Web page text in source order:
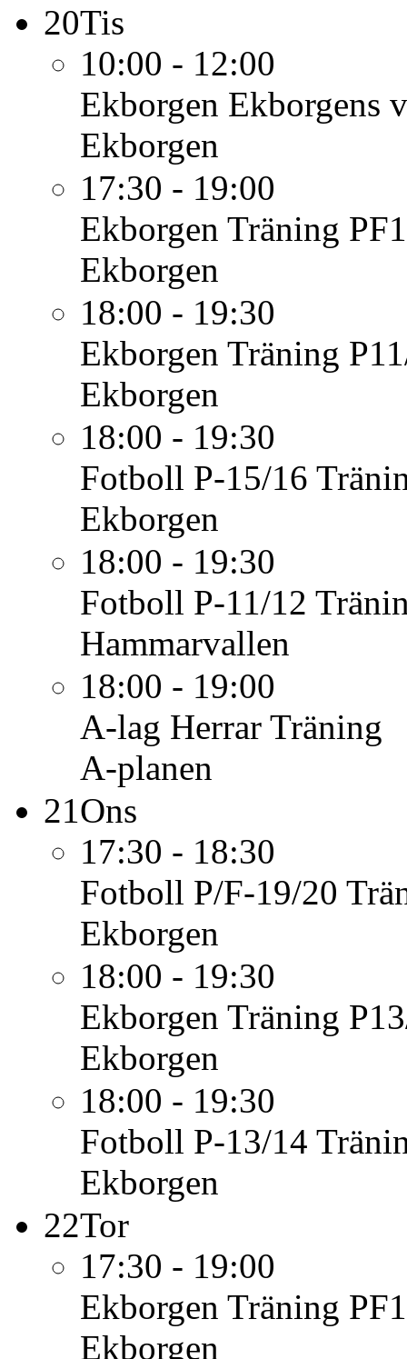
20Tis
10:00 - 12:00
Ekborgen Ekborgens
Ekborgen
17:30 - 19:00
Ekborgen Träning
Ekborgen
18:00 - 19:30
Ekborgen Träning
Ekborgen
18:00 - 19:30
Fotboll P-15/16
Ekborgen
18:00 - 19:30
Fotboll P-11/12
Hammarvallen
18:00 - 19:00
A-lag Herrar Träning
A-planen
21Ons
17:30 - 18:30
Fotboll P/F-19/20
Ekborgen
18:00 - 19:30
Ekborgen Träning
Ekborgen
18:00 - 19:30
Fotboll P-13/14
Ekborgen
22Tor
17:30 - 19:00
Ekborgen Träning
Ekborgen